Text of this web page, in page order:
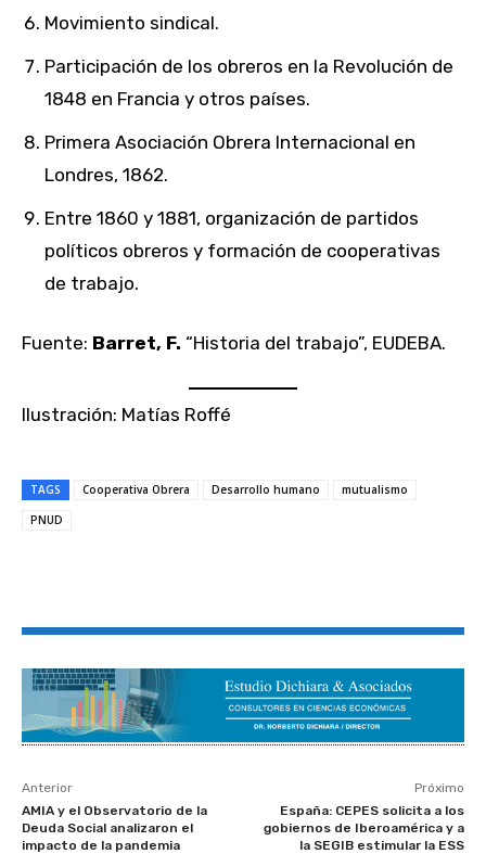
Movimiento sindical.
Participación de los obreros en la Revolución de
1848 en Francia y otros países.
Primera Asociación Obrera Internacional en
Londres, 1862.
Entre 1860 y 1881, organización de partidos
políticos obreros y formación de cooperativas
de trabajo.
Fuente: Barret, F. “Historia del trabajo”, EUDEBA.
Ilustración: Matías Roffé
TAGS Cooperativa Obrera Desarrollo humano
mutualismo
PNUD
Anterior
AMIA y el Observatorio de la
Deuda Social analizaron el
impacto de la pandemia
Próximo
España: CEPES solicita a los
gobiernos de Iberoamérica y a
la SEGIB estimular la ESS